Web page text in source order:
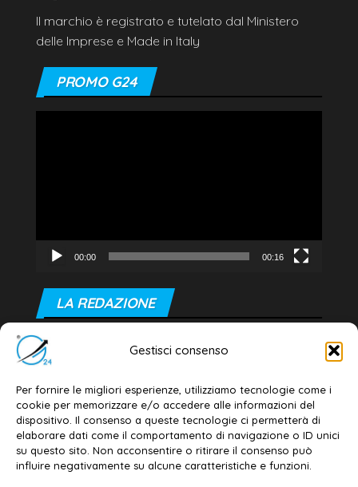
Gestisci consenso
Per fornire le migliori esperienze, utilizziamo tecnologie come i
cookie per memorizzare e/o accedere alle informazioni del
dispositivo. Il consenso a queste tecnologie ci permetterà di
elaborare dati come il comportamento di navigazione o ID unici
su questo sito. Non acconsentire o ritirare il consenso può
influire negativamente su alcune caratteristiche e funzioni.
Il marchio è registrato e tutelato dal Ministero
delle Imprese e Made in Italy
PROMO G24
00:00 00:16
LA REDAZIONE
Editore e direttore responsabile:
Dott. Daniele G. Masciullo
Email: redazione@galatina24.it
Contatti –Disclaimer
Privacy policy –Cookie policy